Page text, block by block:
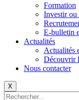
Formation
Investir ou
E-bulletin
Actualités
Actualités
Découvrir
Nous contacter
X